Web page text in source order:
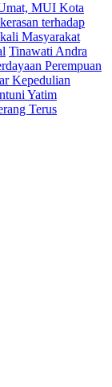
MUI Kota
terhadap
Masyarakat
Tinawati Andra
Perempuan
Kepedulian
Yatim
Terus